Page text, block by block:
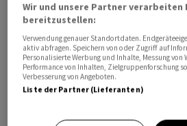
Erwartungen der Analysten. Die
knüpfen in der lukrativen
Unternehmenstransaktionen an
Die Konzerne selbst werden
weniger Hürden für Grossfusionen
Wir und unsere Partner verarbeiten
bereitzustellen:
Verwendung genauer Standortdaten.
aktiv abfragen. Speichern von oder Zugriff auf
Personalisierte Werbung und Inhalte, Messung von
Performance von Inhalten, Zielgruppenforschung
Verbesserung von Angeboten.
Liste der Partner (Lieferanten)